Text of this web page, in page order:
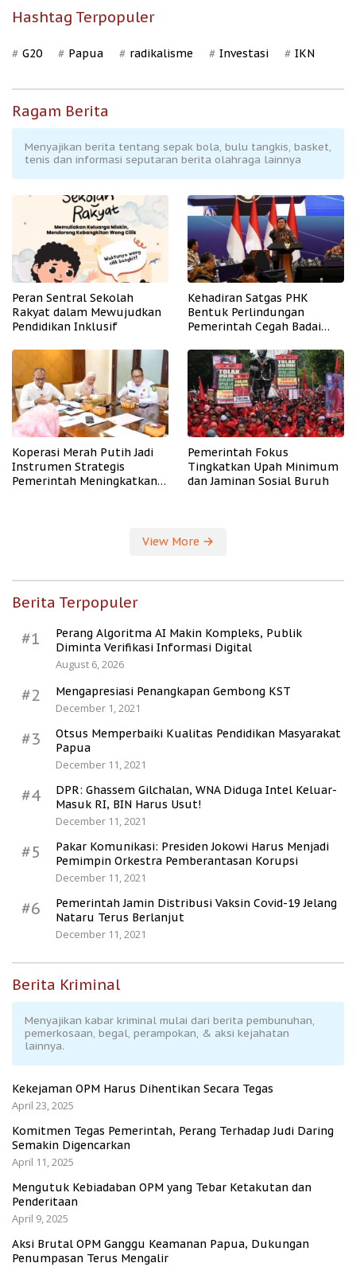
Hashtag Terpopuler
G20 Papua radikalisme Investasi IKN
Ragam Berita
Menyajikan berita tentang sepak bola, bulu tangkis, basket,
tenis dan informasi seputaran berita olahraga lainnya
Peran Sentral Sekolah
Rakyat dalam Mewujudkan
Pendidikan Inklusif
Kehadiran Satgas PHK
Bentuk Perlindungan
Pemerintah Cegah Badai
Koperasi Merah Putih Jadi
Instrumen Strategis
Pemerintah Meningkatkan
Pemerintah Fokus
Tingkatkan Upah Minimum
dan Jaminan Sosial Buruh
View More
Berita Terpopuler
#1
Perang Algoritma AI Makin Kompleks, Publik
Diminta Verifikasi Informasi Digital
August 6, 2026
#2
Mengapresiasi Penangkapan Gembong KST
December 1, 2021
#3
Otsus Memperbaiki Kualitas Pendidikan Masyarakat
Papua
December 11, 2021
#4
DPR: Ghassem Gilchalan, WNA Diduga Intel Keluar-
Masuk RI, BIN Harus Usut!
December 11, 2021
#5
Pakar Komunikasi: Presiden Jokowi Harus Menjadi
Pemimpin Orkestra Pemberantasan Korupsi
December 11, 2021
#6
Pemerintah Jamin Distribusi Vaksin Covid-19 Jelang
Nataru Terus Berlanjut
December 11, 2021
Berita Kriminal
Menyajikan kabar kriminal mulai dari berita pembunuhan,
pemerkosaan, begal, perampokan, & aksi kejahatan
lainnya.
Kekejaman OPM Harus Dihentikan Secara Tegas
April 23, 2025
Komitmen Tegas Pemerintah, Perang Terhadap Judi Daring
Semakin Digencarkan
April 11, 2025
Mengutuk Kebiadaban OPM yang Tebar Ketakutan dan
Penderitaan
April 9, 2025
Aksi Brutal OPM Ganggu Keamanan Papua, Dukungan
Penumpasan Terus Mengalir